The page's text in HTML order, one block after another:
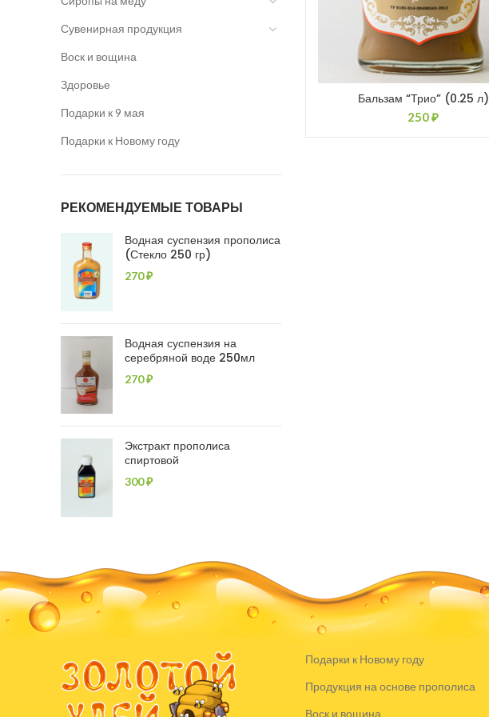
Сувенирная продукция
Воск и вощина
Здоровье
Подарки к 9 мая
Подарки к Новому году
РЕКОМЕНДУЕМЫЕ ТОВАРЫ
Водная суспензия прополиса
(Стекло 250 гр)
270₽
Водная суспензия на
серебряной воде 250мл
270₽
Экстракт прополиса
спиртовой
300₽
Бальзам “Трио” (0.25 л)
250₽
Подарки к Новому году
Продукция на основе прополиса
Воск и вощина